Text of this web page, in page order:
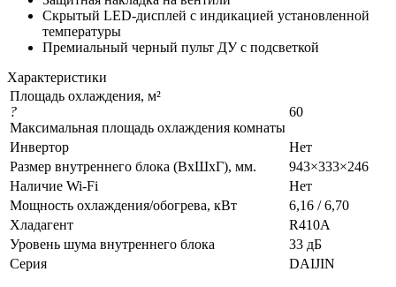
Скрытый LED-дисплей с индикацией установленной
температуры
Премиальный черный пульт ДУ с подсветкой
Характеристики
Площадь охлаждения, м²
?
Максимальная площадь охлаждения комнаты
60
Инвертор
Нет
Размер внутреннего блока (ВхШхГ), мм.
943×333×246
Наличие Wi-Fi
Нет
Мощность охлаждения/обогрева, кВт
6,16 / 6,70
Хладагент
R410A
Уровень шума внутреннего блока
33 дБ
Серия
DAIJIN